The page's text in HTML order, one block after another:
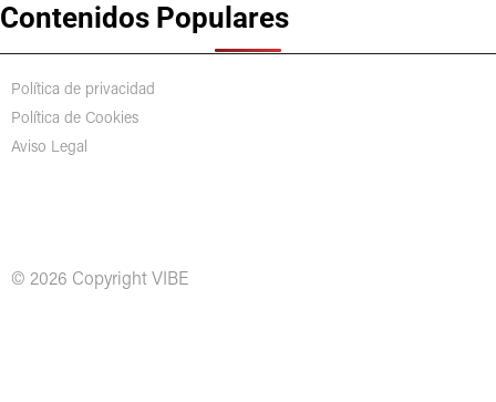
Contenidos Populares
Política de privacidad
Política de Cookies
Aviso Legal
© 2026 Copyright VIBE